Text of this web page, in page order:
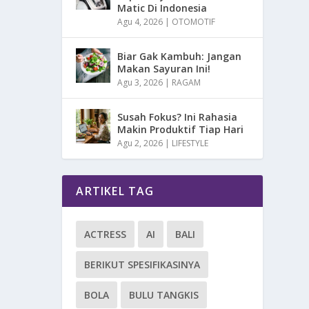
Matic Di Indonesia
Agu 4, 2026 | OTOMOTIF
Biar Gak Kambuh: Jangan
Makan Sayuran Ini!
Agu 3, 2026 | RAGAM
Susah Fokus? Ini Rahasia
Makin Produktif Tiap Hari
Agu 2, 2026 | LIFESTYLE
ARTIKEL TAG
ACTRESS AI BALI
BERIKUT SPESIFIKASINYA
BOLA BULU TANGKIS